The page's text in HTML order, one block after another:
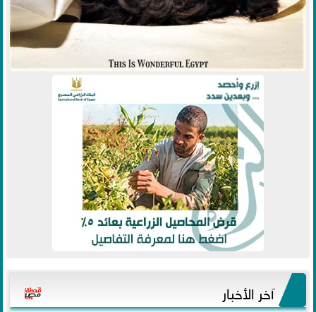
آخر الأخبار